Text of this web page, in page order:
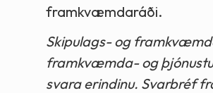
framkvæmdaráði.
Skipulags- og
framkvæmda- og
svara erindinu. Svarbréf